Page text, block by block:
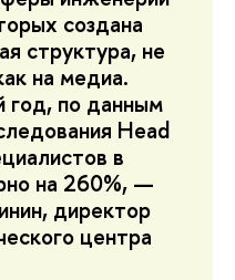
создана
структура, не
на медиа.
год, по данным
Head
в
на 260%, —
директор
центра